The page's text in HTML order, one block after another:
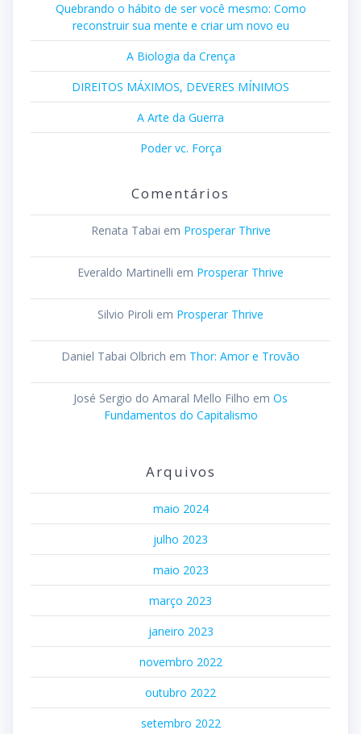
Quebrando o hábito de ser você mesmo: Como
reconstruir sua mente e criar um novo eu
A Biologia da Crença
DIREITOS MÁXIMOS, DEVERES MÍNIMOS
A Arte da Guerra
Poder vc. Força
Comentários
Renata Tabai em Prosperar Thrive
Everaldo Martinelli em Prosperar Thrive
Silvio Piroli em Prosperar Thrive
Daniel Tabai Olbrich em Thor: Amor e Trovão
José Sergio do Amaral Mello Filho em Os
Fundamentos do Capitalismo
Arquivos
maio 2024
julho 2023
maio 2023
março 2023
janeiro 2023
novembro 2022
outubro 2022
setembro 2022